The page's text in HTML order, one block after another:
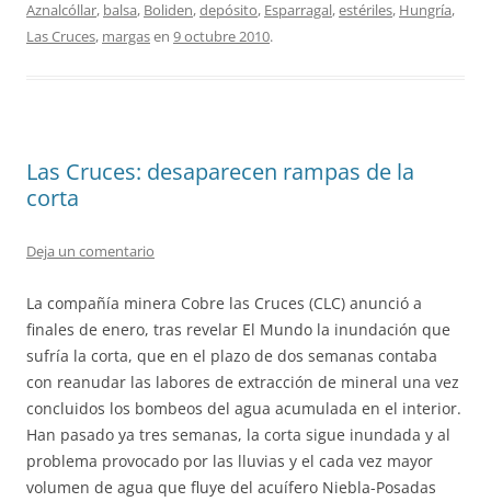
Aznalcóllar, balsa, Boliden,depósito, Esparragal,estériles, Hungría,
Las Cruces, margasen 9 octubre 2010.
Las Cruces: desaparecen rampas de la
corta
Deja un comentario
La compañía minera Cobre las Cruces (CLC) anunció a
finales de enero, tras revelar El Mundo la inundación que
sufría la corta, que en el plazo de dos semanas contaba
con reanudar las labores de extracción de mineral una vez
concluidos los bombeos del agua acumulada en el interior.
Han pasado ya tres semanas, la corta sigue inundada y al
problema provocado por las lluvias y el cada vez mayor
volumen de agua que fluye del acuífero Niebla-Posadas